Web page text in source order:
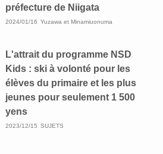
préfecture de Niigata
2024/01/16 Yuzawa et Minamiuonuma
L'attrait du programme NSD
Kids : ski à volonté pour les
élèves du primaire et les plus
jeunes pour seulement 1 500
yens
2023/12/15 SUJETS